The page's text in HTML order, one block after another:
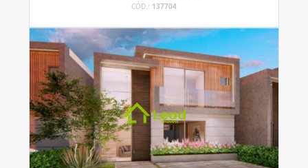
CÓD.: 137704